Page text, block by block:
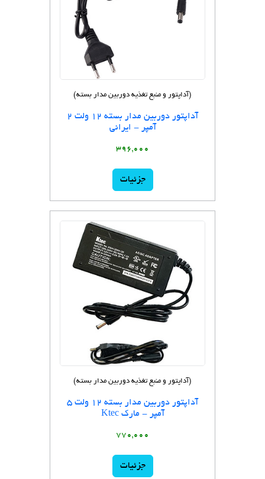
(آداپتور و منبع تغذیه دوربین مدار بسته)
آداپتور دوربین مدار بسته 12 ولت 2
آمپر - ایرانی
396,000
جزئیات
(آداپتور و منبع تغذیه دوربین مدار بسته)
آداپتور دوربین مدار بسته 12 ولت 5
آمپر - مارک Ktec
770,000
جزئیات